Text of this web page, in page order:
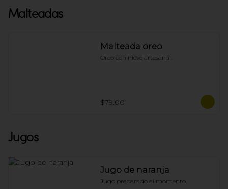
Malteadas
Malteada oreo
Oreo con nieve artesanal.
$79.00
Jugos
Jugo de naranja
Jugo preparado al momento.